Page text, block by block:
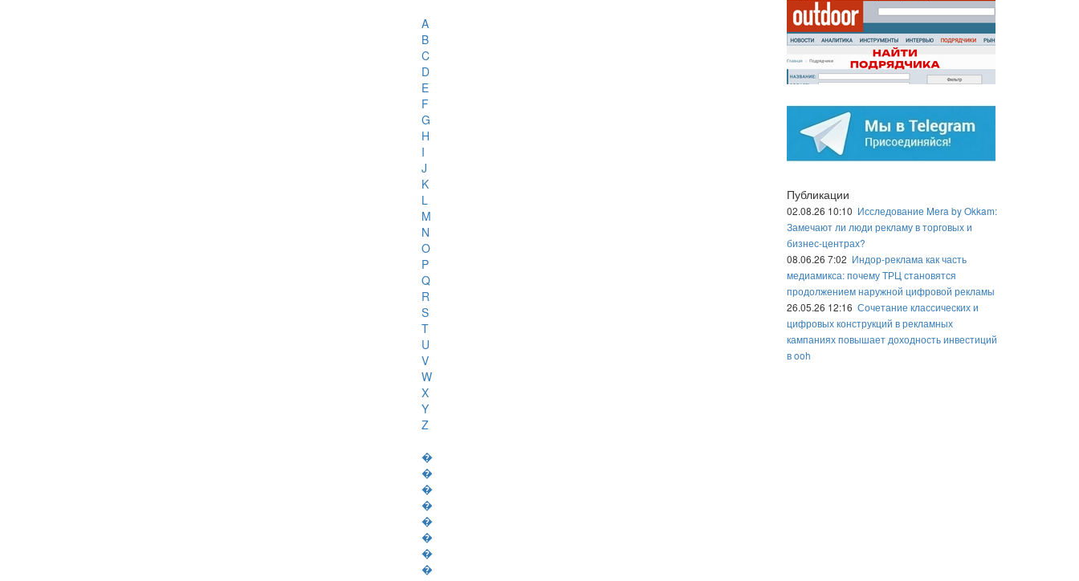
A
B
C
D
E
F
G
H
I
J
K
L
M
N
O
P
Q
R
S
T
U
V
W
X
Y
Z
�
�
�
�
�
�
�
�
Публикации
02.08.26 10:10 Исследование Mera by Okkam:
Замечают ли люди рекламу в торговых и
бизнес-центрах?
08.06.26 7:02 Индор-реклама как часть
медиамикса: почему ТРЦ становятся
продолжением наружной цифровой рекламы
26.05.26 12:16 Сочетание классических и
цифровых конструкций в рекламных
кампаниях повышает доходность инвестиций
в ooh